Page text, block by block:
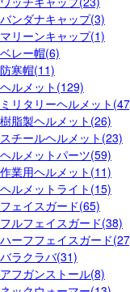
バンダナキャップ(3)
マリーンキャップ(1)
ベレー帽(6)
防寒帽(11)
ヘルメット(129)
ミリタリーヘルメット
樹脂製ヘルメット(26)
スチールヘルメット(23)
ヘルメットパーツ(59)
作業用ヘルメット(11)
ヘルメットライト(15)
フェイスガード(65)
フルフェイスガード(38)
ハーフフェイスガード
バラクラバ(31)
アフガンストール(8)